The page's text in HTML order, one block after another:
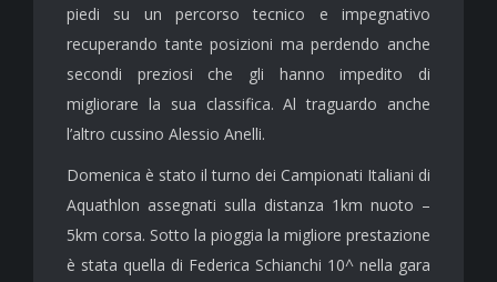
piedi su un percorso tecnico e impegnativo
recuperando tante posizioni ma perdendo anche
secondi preziosi che gli hanno impedito di
migliorare la sua classifica. Al traguardo anche
l’altro cussino Alessio Anelli.
Domenica è stato il turno dei Campionati Italiani di
Aquathlon assegnati sulla distanza 1km nuoto –
5km corsa. Sotto la pioggia la migliore prestazione
è stata quella di Federica Schianchi 10^ nella gara